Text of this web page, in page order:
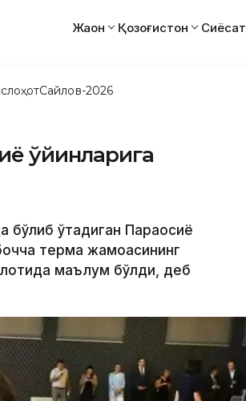
Жаҳон Қозоғистон Сиёсат
Сайлов-2026
ўйинларига
бўлиб ўтадиган Параосиё
терма жамоасининг
маълум бўлди, деб